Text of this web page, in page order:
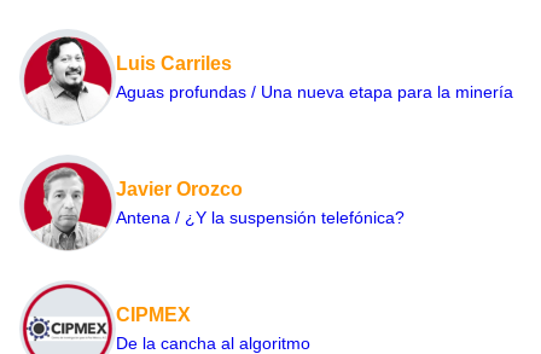
Luis Carriles
Aguas profundas / Una nueva etapa para la minería
Javier Orozco
Antena / ¿Y la suspensión telefónica?
CIPMEX
De la cancha al algoritmo